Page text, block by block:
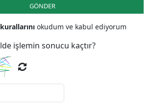
GÖNDER
okudum ve kabul ediyorum
işlemin sonucu kaçtır?